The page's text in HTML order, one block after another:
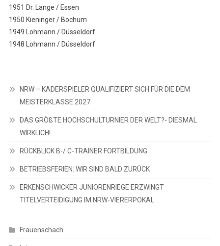
1951 Dr. Lange / Essen
1950 Kieninger / Bochum
1949 Lohmann / Düsseldorf
1948 Lohmann / Düsseldorf
NRW – KADERSPIELER QUALIFIZIERT SICH FÜR DIE DEM
MEISTERKLASSE 2027
DAS GRÖßTE HOCHSCHULTURNIER DER WELT?- DIESMAL
WIRKLICH!
RÜCKBLICK B-/ C-TRAINER FORTBILDUNG
BETRIEBSFERIEN: WIR SIND BALD ZURÜCK
ERKENSCHWICKER JUNIORENRIEGE ERZWINGT
TITELVERTEIDIGUNG IM NRW-VIERERPOKAL
Frauenschach